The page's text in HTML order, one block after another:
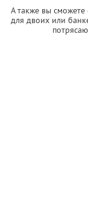
А также вы
для двоих или